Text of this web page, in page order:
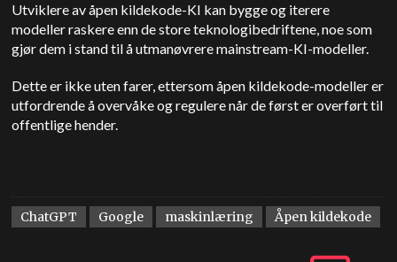
Utviklere av åpen kildekode-KI kan bygge og iterere
modeller raskere enn de store teknologibedriftene, noe som
gjør dem i stand til å utmanøvrere mainstream-KI-modeller.
Dette er ikke uten farer, ettersom åpen kildekode-modeller er
utfordrende å overvåke og regulere når de først er overført til
offentlige hender.
ChatGPT Google maskinlæring Åpen kildekode